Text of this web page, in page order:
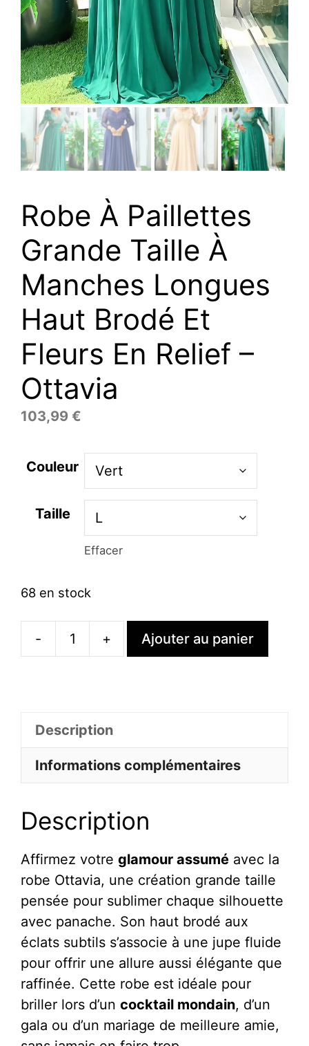
Robe À Paillettes
Grande Taille À
Manches Longues
Haut Brodé Et
Fleurs En Relief –
Ottavia
103,99 €
Couleur
Taille
Effacer
68 en stock
-
quantité
Grande
Taille
Manches
Longues
Haut
Brodé
Et
Fleurs
En
Relief
-
Ottavia
+ Ajouter au panier
Description
Informations complémentaires
Description
Affirmez votre glamour assumé avec la
robe Ottavia, une création grande taille
pensée pour sublimer chaque silhouette
avec panache. Son haut brodé aux
éclats subtils s’associe à une jupe fluide
pour offrir une allure aussi élégante que
raffinée. Cette robe est idéale pour
briller lors d’un cocktail mondain, d’un
gala ou d’un mariage de meilleure amie,